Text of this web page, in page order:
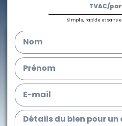
TVAC/
Simple, rapide et sans